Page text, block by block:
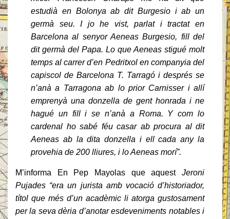
estudià en Bolonya ab dit Burgesio i ab un
germà seu. I jo he vist, parlat i tractat en
Barcelona al senyor Aeneas Burgesio, fill del
dit germà del Papa. Lo que Aeneas stigué molt
temps al carrer d’en Pedritxol en companyia del
capiscol de Barcelona T. Tarragó i després se
n’anà a Tarragona ab lo prior Carnisser i allí
emprenyà una donzella de gent honrada i ne
hagué un fill i se n’anà a Roma. Y com lo
cardenal ho sabé féu casar ab procura al dit
Aeneas ab la dita donzella i ell cada any la
provehia de 200 lliures, i lo Aeneas morí”.
M’informa En Pep Mayolas que aquestJeroni
Pujades “era un jurista amb vocació d’historiador,
títol que més d’un acadèmic li atorga gustosament
per la seva dèria d’anotar esdeveniments notables i